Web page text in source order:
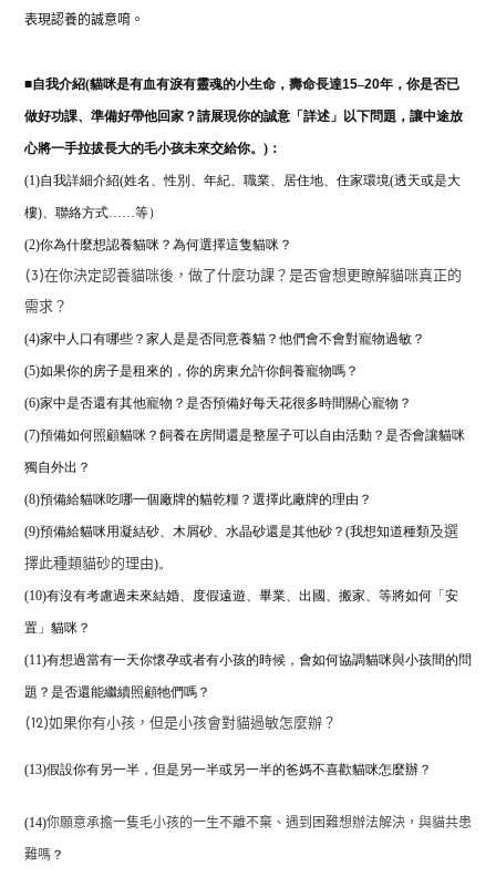
表現認養的誠意唷。
■自我介紹(貓咪是有血有淚有靈魂的小生命，壽命長達15–20年，你是否已
做好功課、準備好帶他回家？請展現你的誠意「詳述」以下問題，讓中途放
心將一手拉拔長大的毛小孩未來交給你。)：
(1)自我詳細介紹(姓名、性別、年紀、職業、居住地、住家環境(透天或是大
樓)、聯絡方式……等）
(2)你為什麼想認養貓咪？為何選擇這隻貓咪？
(3)在你決定認養貓咪後，做了什麼功課？是否會想更瞭解貓咪真正的
需求？
(4)家中人口有哪些？家人是是否同意養貓？他們會不會對寵物過敏？
(5)如果你的房子是租來的，你的房東允許你飼養寵物嗎？
(6)家中是否還有其他寵物？是否預備好每天花很多時間關心寵物？
(7)預備如何照顧貓咪？飼養在房間還是整屋子可以自由活動？是否會讓貓咪
獨自外出？
(8)預備給貓咪吃哪一個廠牌的貓乾糧？ 選擇此廠牌的理由？
(9)預備給貓咪用凝結砂、木屑砂、水晶砂還是其他砂？(我想知道種類及選
擇此種類貓砂的理由)。
(10)有沒有考慮過未來結婚、度假遠遊、畢業、出國、搬家、等將如何「安
置」貓咪？
(11)有想過當有一天你懷孕或者有小孩的時候， 會如何協調貓咪與小孩間的問
題？是否還能繼續照顧牠們嗎？
(12)如果你有小孩，但是小孩會對貓過敏怎麼辦？
(13)假設你有另一半，但是另一半或另一半的爸媽不喜歡貓咪怎麼辦？
(14)你願意承擔一隻毛小孩的一生不離不棄、遇到困難想辦法解決，與貓共患
難嗎？